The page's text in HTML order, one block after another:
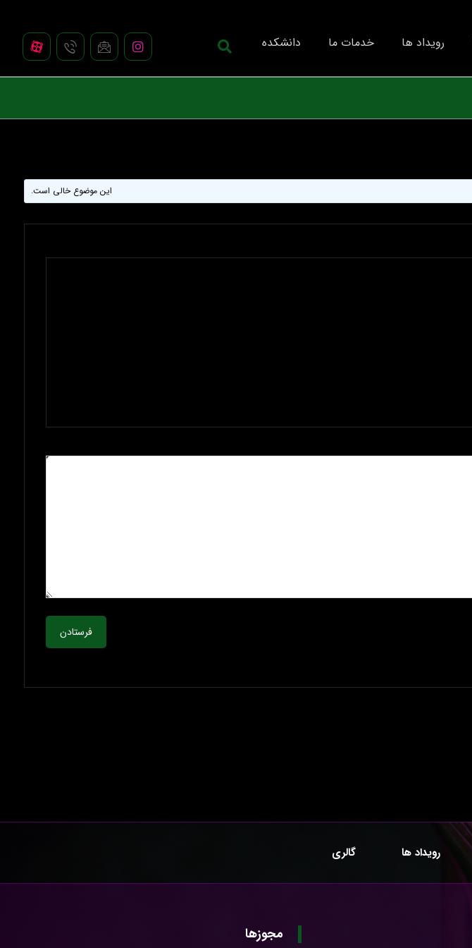
رویداد ها خدمات ما دانشکده
این موضوع خالی است.
فرستادن
رویداد ها گالری
مجوزها